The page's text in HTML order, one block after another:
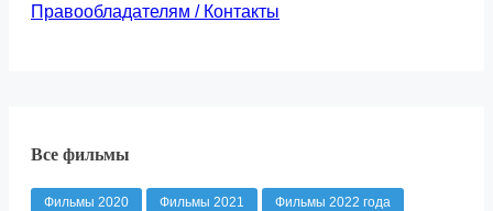
Правообладателям / Контакты
Все фильмы
Фильмы 2020 Фильмы 2021
Фильмы 2022 года